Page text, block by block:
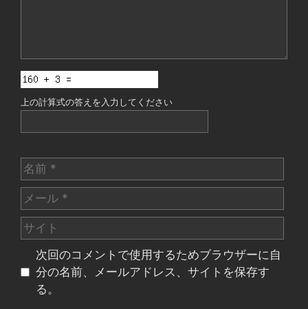
上の計算式の答えを入力してください
名
前
メ
ー
ル
サ
イ
次回のコメントで使用するためブラウザーに自
分の名前、メールアドレス、サイトを保存す
る。